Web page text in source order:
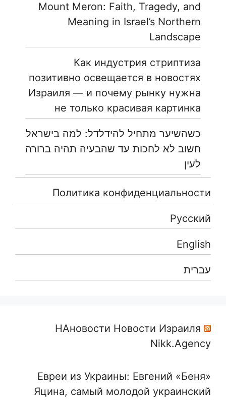
Mount Meron: Faith, Tragedy, and
Meaning in Israel’s Northern
Landscape
Как индустрия стриптиза
позитивно освещается в новостях
Израиля — и почему рынку нужна
не только красивая картинка
כשהשיער מתחיל להידלדל: למה בישראל
חשוב לא לחכות עד שהבעיה תהיה ברורה
לעין
Политика конфиденциальности
Русский
English
עברית
НАновости Новости Израиля
Nikk.Agency
Евреи из Украины: Евгений «Беня»
Яцина, самый молодой украинский